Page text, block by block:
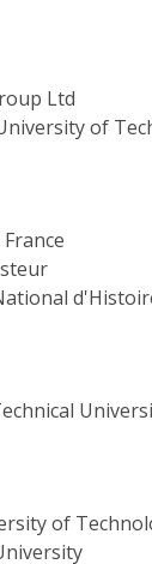
Ltd
of
of